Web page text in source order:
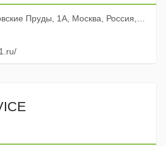
Пруды, 1А, Москва, Россия, 115211